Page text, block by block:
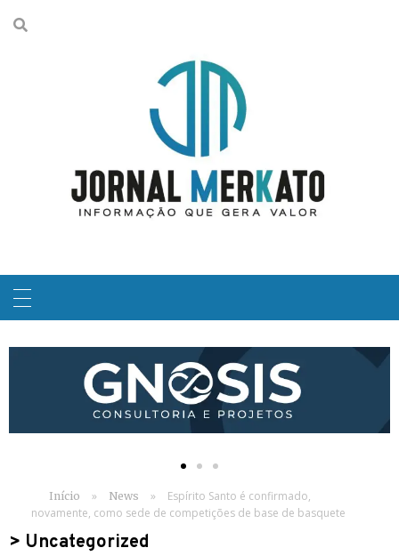
Início » News »
Espírito Santo é confirmado,
novamente, como sede de competições de base de basquete
> Uncategorized